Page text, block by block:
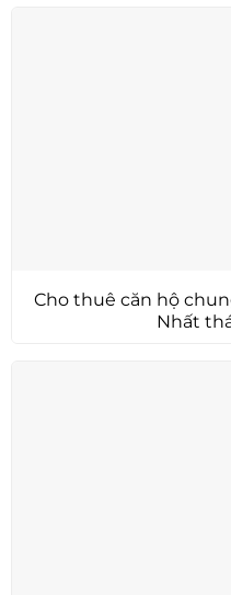
Cho thuê căn hộ
Nhất